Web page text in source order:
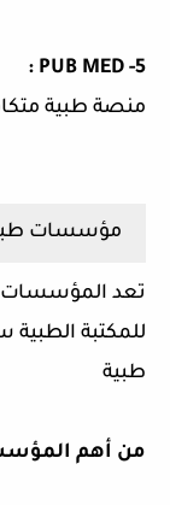
5- PUB MED :
منصة طبية
مؤسسات
تعد المؤسسات
للمكتبة
طبية
من أهم